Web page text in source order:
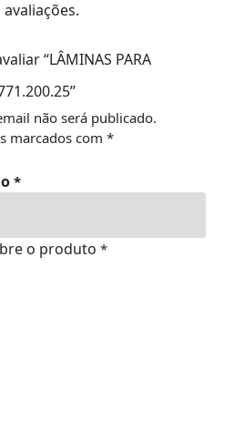
“LÂMINAS PARA
não será publicado.
marcados com *
*
o produto *